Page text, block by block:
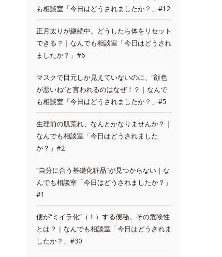
も相談室「今日はどうされましたか？」#12
正月太りが継続中。どうしたら体をリセット
できる？｜なんでも相談室「今日はどうされ
ましたか？」#6
マスクで目元しか見えていないのに、“顔色
が悪いね”と言われるのはなぜ！？｜なんで
も相談室「今日はどうされましたか？」#5
生理前の肌荒れ、なんとかなりませんか？｜
なんでも相談室「今日はどうされました
か？」#2
“自分に合う基礎化粧品”が見つからない｜な
んでも相談室「今日はどうされましたか？」
#1
便が“ミイラ化”（！）する便秘。その危険性
とは？｜なんでも相談室「今日はどうされま
したか？」#30